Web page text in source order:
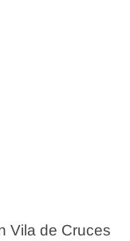
Vila de Cruces